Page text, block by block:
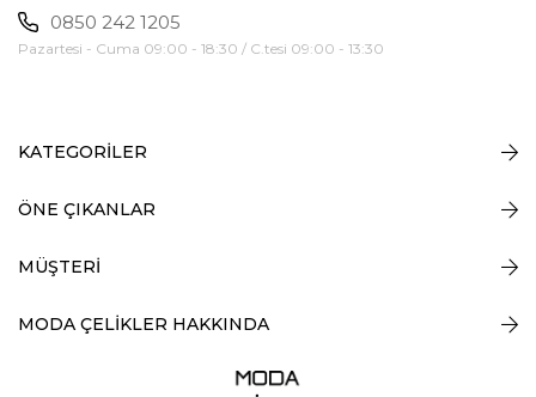
0850 242 1205
Pazartesi - Cuma 09:00 - 18:30 / C.tesi 09:00 - 13:30
KATEGORİLER
ÖNE ÇIKANLAR
MÜŞTERİ
MODA ÇELİKLER HAKKINDA